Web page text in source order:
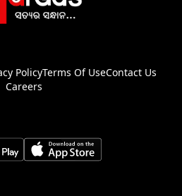
PolicyTerms Of UseContact Us
Careers